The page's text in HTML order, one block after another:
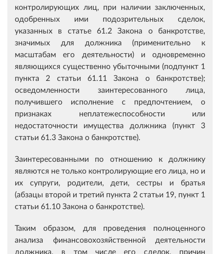
контролирующих лиц, при наличии заключенных,
одобренных ими подозрительных сделок,
указанных в статье 61.2 Закона о банкротстве,
значимых для должника (применительно к
масштабам его деятельности) и одновременно
являющихся существенно убыточными (подпункт 1
пункта 2 статьи 61.11 Закона о банкротстве);
осведомленности заинтересованного лица,
получившего исполнение с предпочтением, о
признаках неплатежеспособности или
недостаточности имущества должника (пункт 3
статьи 61.3 Закона о банкротстве).
Заинтересованными по отношению к должнику
являются не только контролирующие его лица, но и
их супруги, родители, дети, сестры и братья
(абзацы второй и третий пункта 2 статьи 19, пункт 1
статьи 61.10 Закона о банкротстве).
Таким образом, для проведения полноценного
анализа финансовохозяйственной деятельности
должника, в том числе его сделок, причин